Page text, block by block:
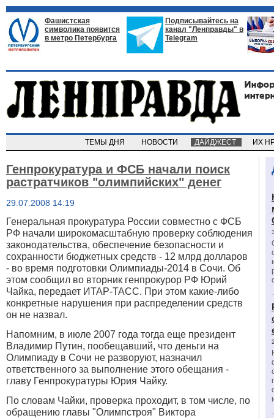
Фашистская
символика появится
в метро Петербурга
Подписывайтесь на
канал "Ленправды" в
Telegram
ТЕМЫ ДНЯ НОВОСТИ ДАЙДЖЕСТ ИХ
Генпрокуратура и ФСБ начали поиск
растратчиков "олимпийских" денег
29.07.2008 14:19
Генеральная прокуратура России совместно с ФСБ
РФ начали широкомасштабную проверку соблюдения
законодательства, обеспечение безопасности и
сохранности бюджетных средств - 12 млрд долларов
- во время подготовки Олимпиады-2014 в Сочи. Об
этом сообщил во вторник генпрокурор РФ Юрий
Чайка, передает ИТАР-ТАСС. При этом какие-либо
конкретные нарушения при распределении средств
он не назвал.
Напомним, в июле 2007 года тогда еще президент
Владимир Путин, пообещавший, что деньги на
Олимпиаду в Сочи не разворуют, назначил
ответственного за выполнение этого обещания -
главу Генпрокуратуры Юрия Чайку.
По словам Чайки, проверка проходит, в том числе, по
обращению главы "Олимпстроя" Виктора